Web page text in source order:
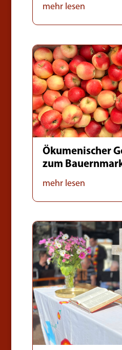
mehr lesen
Ökumenischer
zum
mehr lesen